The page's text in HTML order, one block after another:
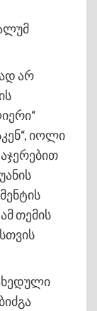
არ
იოლი
თემის